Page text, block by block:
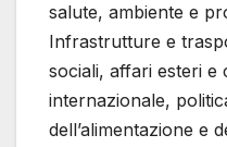
salute, ambiente e
Infrastrutture e
sociali, affari esteri e
internazionale,
dell’alimentazione e